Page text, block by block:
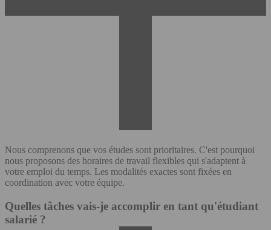
Nous comprenons que vos études sont prioritaires. C'est pourquoi
nous proposons des horaires de travail flexibles qui s'adaptent à
votre emploi du temps. Les modalités exactes sont fixées en
coordination avec votre équipe.
Quelles tâches vais-je accomplir en tant qu'étudiant
salarié ?